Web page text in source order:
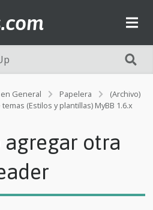
General Papelera
(Archivo)
(Estilos y plantillas) MyBB 1.6.x
agregar otra